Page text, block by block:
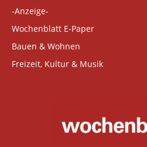
-Anzeige-
Wochenblatt E-Paper
Bauen & Wohnen
Freizeit, Kultur & Musik